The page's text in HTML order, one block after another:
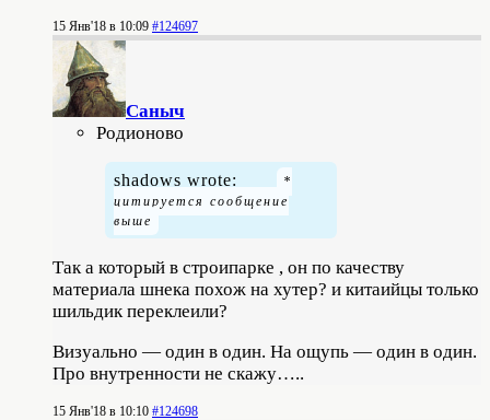
15 Янв'18 в 10:09 #124697
Саныч
Родионово
shadows wrote:
Так а который в строипарке , он по качеству
материала шнека похож на хутер? и китаийцы только
шильдик переклеили?
Визуально — один в один. На ощупь — один в один.
Про внутренности не скажу…..
15 Янв'18 в 10:10 #124698